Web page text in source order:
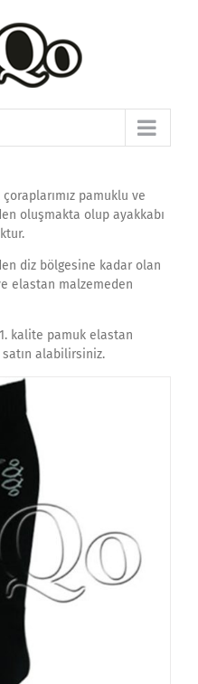
pamuklu ve
oluşmakta olup ayakkabı
diz bölgesine kadar olan
elastan malzemeden
kalite pamuk elastan
alabilirsiniz.